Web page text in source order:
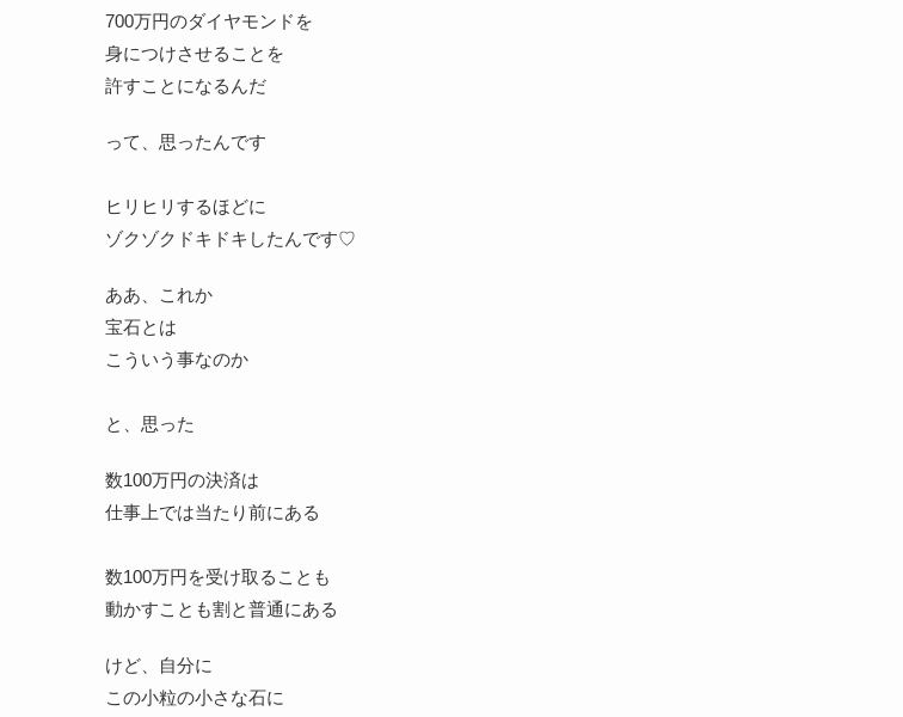
700万円のダイヤモンドを
身につけさせることを
許すことになるんだ
って、思ったんです
ヒリヒリするほどに
ゾクゾクドキドキしたんです♡
ああ、これか
宝石とは
こういう事なのか
と、思った
数100万円の決済は
仕事上では当たり前にある
数100万円を受け取ることも
動かすことも割と普通にある
けど、自分に
この小粒の小さな石に